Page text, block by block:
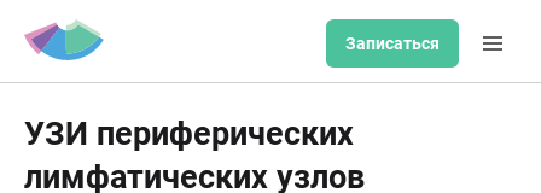
Записаться
УЗИ периферических
лимфатических узлов